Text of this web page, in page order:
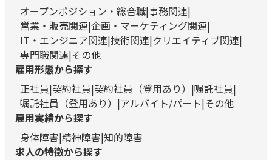
オープンポジション・総合職 事務関連
営業・販売関連 企画・マーケティング関連
IT・エンジニア関連 技術関連 クリエイティブ関連
専門職関連 その他
雇用形態から探す
正社員 契約社員 契約社員（登用あり）
嘱託社員
嘱託社員（登用あり）
アルバイト/パート その他
雇用実績から探す
身体障害 精神障害 知的障害
求人の特徴から探す